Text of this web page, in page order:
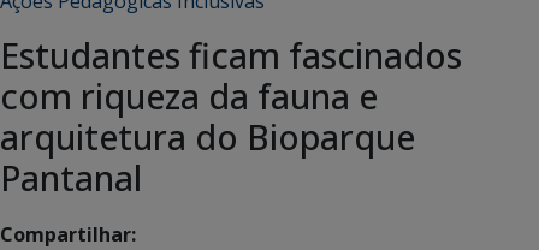
Estudantes ficam fascinados
com riqueza da fauna e
arquitetura do Bioparque
Pantanal
Compartilhar: